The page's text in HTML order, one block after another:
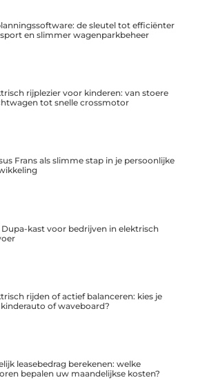
de sleutel tot efficiënter
en slimmer wagenparkbeheer
rijplezier voor kinderen: van stoere
tot snelle crossmotor
Frans als slimme stap in je persoonlijke
Dupa-kast voor bedrijven in elektrisch
rijden of actief balanceren: kies je
of waveboard?
leasebedrag berekenen: welke
bepalen uw maandelijkse kosten?